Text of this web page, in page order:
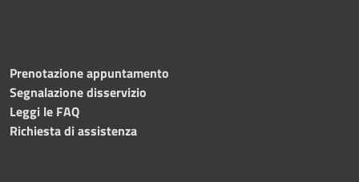
Prenotazione appuntamento
Segnalazione disservizio
Leggi le FAQ
Richiesta di assistenza